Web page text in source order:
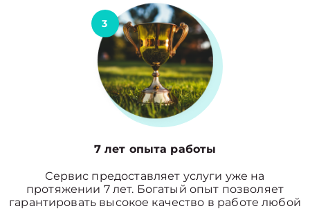
3
7 лет опыта работы
Сервис предоставляет услуги уже на
протяжении 7 лет. Богатый опыт позволяет
гарантировать высокое качество в работе любой